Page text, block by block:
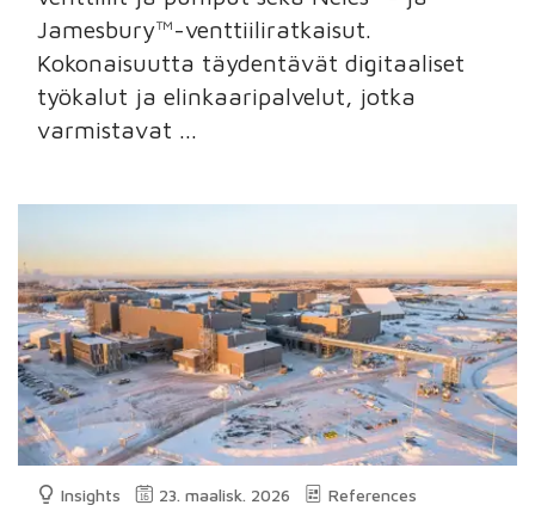
Jamesbury™-venttiiliratkaisut.
Kokonaisuutta täydentävät digitaaliset
työkalut ja elinkaaripalvelut, jotka
varmistavat ...
Insights 23. maalisk. 2026 References